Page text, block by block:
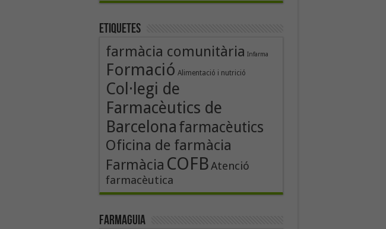
Etiquetes
farmàcia comunitària Infarma
Formació Alimentació i nutrició
Col·legi de
Farmacèutics de
Barcelona farmacèutics
Oficina de farmàcia
Farmàcia COFBAtenció
farmacèutica
Farmaguia